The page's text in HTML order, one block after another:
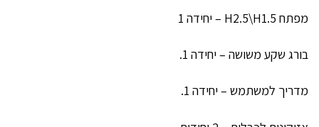
מפתח H2.5\H1.5 – יחידה 1
בורג שקע משושה – יחידה 1.
מדריך למשתמש – יחידה 1.